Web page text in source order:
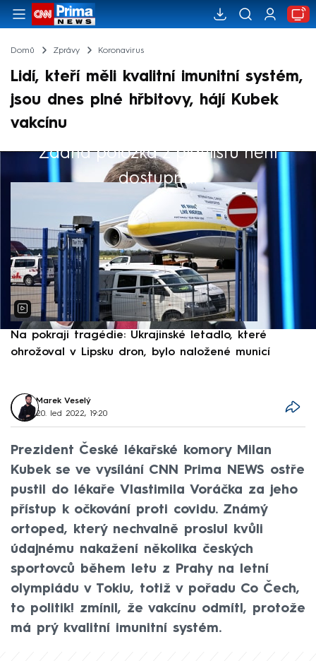
Domů Zprávy Koronavirus
Lidí, kteří měli kvalitní imunitní systém,
jsou dnes plné hřbitovy, hájí Kubek
vakcínu
Žádná položka z playlistu není
dostupná.
Výběr redakce
Na pokraji tragédie: Ukrajinské letadlo, které
ohrožoval v Lipsku dron, bylo naložené municí
Marek Veselý
20. led 2022, 19:20
Prezident České lékařské komory Milan
Kubek se ve vysílání CNN Prima NEWS ostře
pustil do lékaře Vlastimila Voráčka za jeho
přístup k očkování proti covidu. Známý
ortoped, který nechvalně proslul kvůli
údajnému nakažení několika českých
sportovců během letu z Prahy na letní
olympiádu v Tokiu, totiž v pořadu Co Čech,
to politik! zmínil, že vakcínu odmítl, protože
má prý kvalitní imunitní systém.